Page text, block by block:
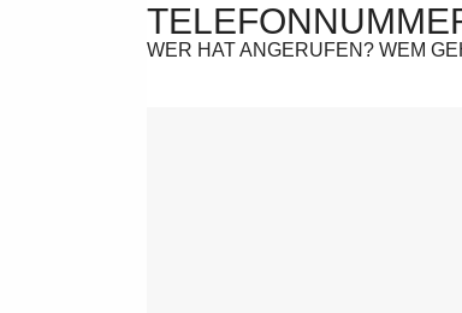
WER HAT ANGERUFEN? WEM